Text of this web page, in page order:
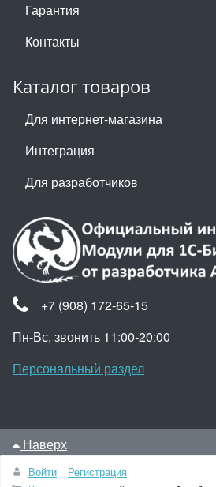
Гарантия
Контакты
Каталог товаров
Для интернет-магазина
Интеграция
Для разработчиков
+7 (908) 172-65-15
Пн-Вс, звонить 11:00-20:00
Персональный раздел
Наверх
Войти
Регистрация